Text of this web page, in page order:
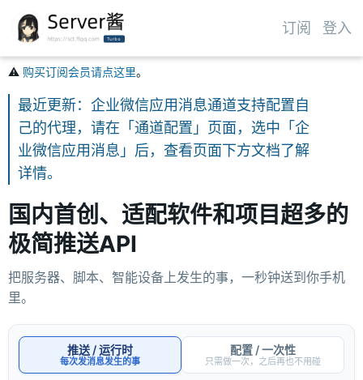
订阅 登入
⚠️ 购买订阅会员请点这里。
最近更新：企业微信应用消息通道支持配置自
己的代理，请在「通道配置」页面，选中「企
业微信应用消息」后，查看页面下方文档了解
详情。
国内首创、适配软件和项目超多的
极简推送API
把服务器、脚本、智能设备上发生的事，一秒钟送到你手机
里。
推送 / 运行时
每次发消息发生的事
配置 / 一次性
只需做一次，之后再也不用碰